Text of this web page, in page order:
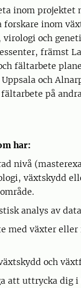
inom projektet
forskare inom
och
främst
fältarbete
och
på
har:
nivå
växtskydd
analys av
med växter
och
att uttrycka dig